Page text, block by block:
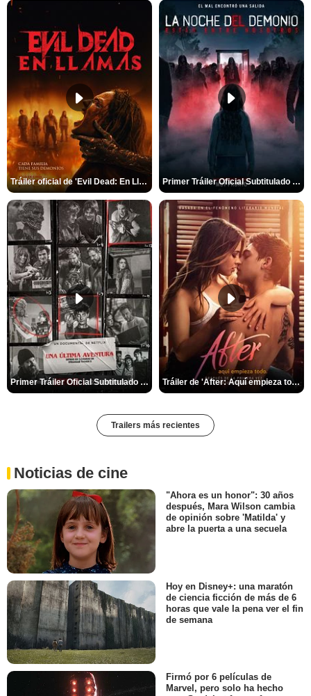
Tráiler oficial de 'Evil Dead: En Llamas' Primer Tráiler Oficial Subtitulado de 'La Noche Del Demonio: Están Entre Nosotros'
Primer Tráiler Oficial Subtitulado de 'Una última aventura: Detrás de cámaras de Stranger Things 5' Tráiler de 'After: Aquí empieza todo'
Trailers más recientes
Noticias de cine
"Ahora es un honor": 30 años
después, Mara Wilson cambia
de opinión sobre 'Matilda' y
abre la puerta a una secuela
Hoy en Disney+: una maratón
de ciencia ficción de más de 6
horas que vale la pena ver el fin
de semana
Firmó por 6 películas de
Marvel, pero solo ha hecho